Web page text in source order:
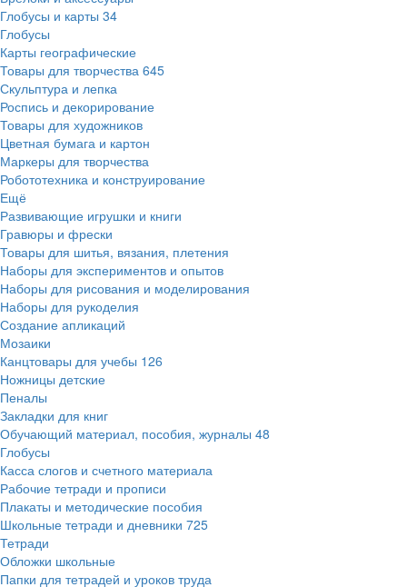
Глобусы и карты 34
Глобусы
Карты географические
Товары для творчества 645
Скульптура и лепка
Роспись и декорирование
Товары для художников
Цветная бумага и картон
Маркеры для творчества
Робототехника и конструирование
Ещё
Развивающие игрушки и книги
Гравюры и фрески
Товары для шитья, вязания, плетения
Наборы для экспериментов и опытов
Наборы для рисования и моделирования
Наборы для рукоделия
Создание апликаций
Мозаики
Канцтовары для учебы 126
Ножницы детские
Пеналы
Закладки для книг
Обучающий материал, пособия, журналы 48
Глобусы
Касса слогов и счетного материала
Рабочие тетради и прописи
Плакаты и методические пособия
Школьные тетради и дневники 725
Тетради
Обложки школьные
Папки для тетрадей и уроков труда